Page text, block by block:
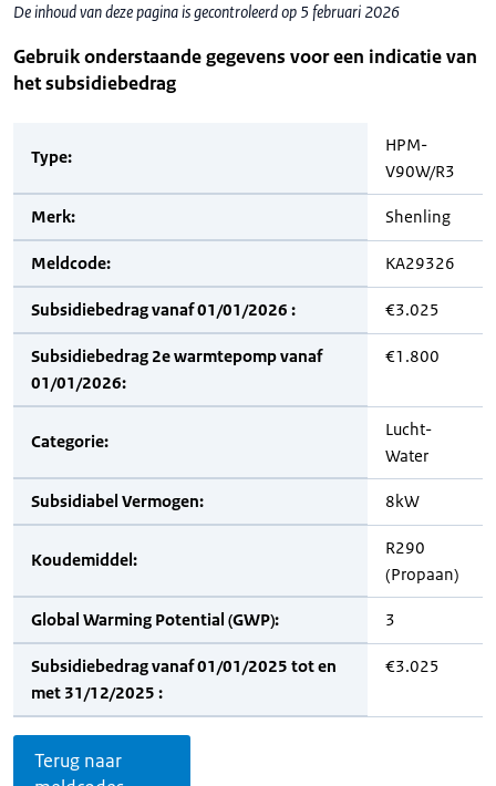
De inhoud van deze pagina is gecontroleerd op 5 februari 2026
Gebruik onderstaande gegevens voor een indicatie van
het subsidiebedrag
Type:
HPM-
V90W/R3
Merk: Shenling
Meldcode: KA29326
Subsidiebedrag vanaf 01/01/2026 : €3.025
Subsidiebedrag 2e warmtepomp vanaf
01/01/2026:
€1.800
Categorie:
Lucht-
Water
Subsidiabel Vermogen: 8kW
Koudemiddel:
R290
(Propaan)
Global Warming Potential (GWP): 3
Subsidiebedrag vanaf 01/01/2025 tot en
met 31/12/2025 :
€3.025
Terug naar